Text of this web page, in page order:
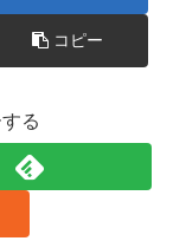
コピー
る